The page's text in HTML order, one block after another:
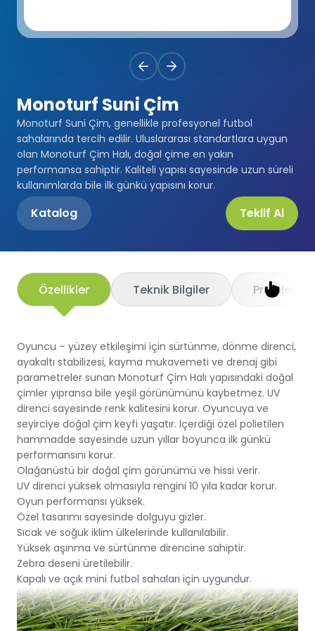
Atletizm Pistleri
Padel Kulüpler
Padbol Kortları
Pickleball Kortları
Tenis Kortları
Çelik Tribünler
Voleybol Sahaları
Hentbol Sahaları
Çok Amaçlı Sahalar
Hokey Sahaları
Beyzbol Sahaları
Ragbi Sahaları
Badminton Kortları
Premium
PowerGrass
DuoGrass
Non-Infill
Padel Çimi
Tenis Çimi
Hibrit Çim
Sprey Kaplama
PU Sistem
Spor Parke
Spor PVC Sistem
Akrilik Kaplama
SBR
Drenajlı Shockpad
PE Shockpad
Silis Kumu
Monoturf Suni Çim
Monoturf Suni Çim, genellikle profesyonel futbol
sahalarında tercih edilir. Uluslararası standartlara uygun
olan Monoturf Çim Halı, doğal çime en yakın
performansa sahiptir. Kaliteli yapısı sayesinde uzun süreli
kullanımlarda bile ilk günkü yapısını korur.
Katalog Teklif Al
Özellikler Teknik Bilgiler Projeler
Oyuncu – yüzey etkileşimi için sürtünme, dönme direnci,
ayakaltı stabilizesi, kayma mukavemeti ve drenaj gibi
parametreler sunan Monoturf Çim Halı yapısındaki doğal
çimler yıpransa bile yeşil görünümünü kaybetmez. UV
direnci sayesinde renk kalitesini korur. Oyuncuya ve
seyirciye doğal çim keyfi yaşatır. İçerdiği özel polietilen
hammadde sayesinde uzun yıllar boyunca ilk günkü
performansını korur.
Olağanüstü bir doğal çim görünümü ve hissi verir.
UV direnci yüksek olmasıyla rengini 10 yıla kadar korur.
Oyun performansı yüksek.
Özel tasarımı sayesinde dolguyu gizler.
Sıcak ve soğuk iklim ülkelerinde kullanılabilir.
Yüksek aşınma ve sürtünme direncine sahiptir.
Zebra deseni üretilebilir.
Kapalı ve açık mini futbol sahaları için uygundur.